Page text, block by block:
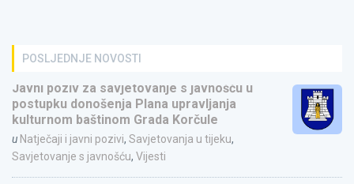
POSLJEDNJE NOVOSTI
Javni poziv za savjetovanje s javnošću u
postupku donošenja Plana upravljanja
kulturnom baštinom Grada Korčule
u Natječaji i javni pozivi, Savjetovanja u tijeku,
Savjetovanje s javnošću, Vijesti